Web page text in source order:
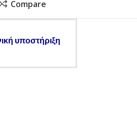
Compare
υποστήριξη